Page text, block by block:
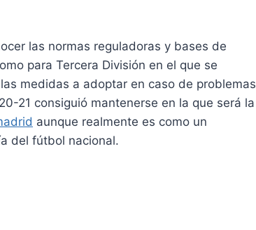
las normas reguladoras y bases de
para Tercera División en el que se
medidas a adoptar en caso de problemas
21 consiguió mantenerse en la que será la
aunque realmente es como un
del fútbol nacional.